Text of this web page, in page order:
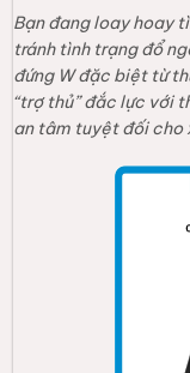
Bạn đang loay hoay
tránh tình trạng đổ
đứng W đặc biệt từ
“trợ thủ” đắc lực với
an tâm tuyệt đối cho